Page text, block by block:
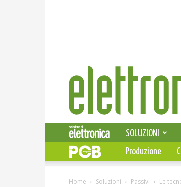
Elettronica
News
SOLUZIONI
Produzione
Home Soluzioni Passivi Le